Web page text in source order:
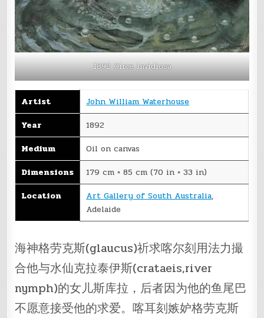
1892 Circe Invidiosa
Artist
John William Waterhouse
Year
1892
Medium
Oil on canvas
Dimensions
179 cm × 85 cm (70 in × 33 in)
Location
Art Gallery of South Australia,
Adelaide
海神格劳克斯(glaucus)祈求喀尔刻用法力撮
合他与水仙克拉泰伊斯(crataeis,river
nymph)的女儿斯库拉，后者因为他的鱼尾巴
不愿意接受他的求爱。喀耳刻嫉妒格劳克斯